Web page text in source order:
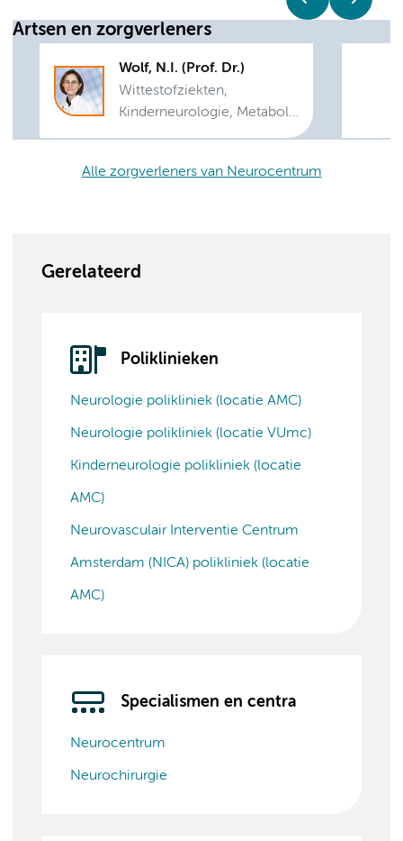
Artsen en zorgverleners
Wolf, N.I. (Prof. Dr.)
Wittestofziekten,
Kinderneurologie, Metabole
Alle zorgverleners van Neurocentrum
Gerelateerd
Poliklinieken
Neurologie polikliniek (locatie AMC)
Neurologie polikliniek (locatie VUmc)
Kinderneurologie polikliniek (locatie
AMC)
Neurovasculair Interventie Centrum
Amsterdam (NICA) polikliniek (locatie
AMC)
Specialismen en centra
Neurocentrum
Neurochirurgie